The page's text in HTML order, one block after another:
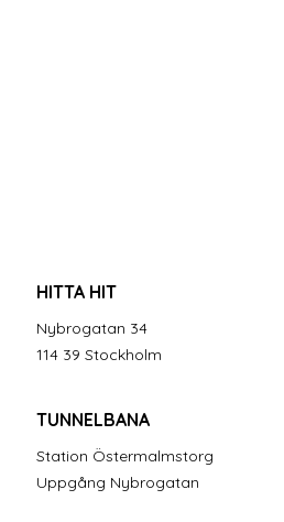
HITTA HIT
Nybrogatan 34
114 39 Stockholm
TUNNELBANA
Station Östermalmstorg
Uppgång Nybrogatan